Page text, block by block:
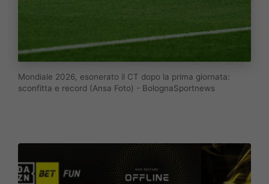
Mondiale 2026, esonerato il CT dopo la prima giornata:
sconfitta e record (Ansa Foto) - BolognaSportnews